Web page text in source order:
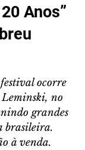
Anos”
ocorre
no
grandes
brasileira.
à venda.